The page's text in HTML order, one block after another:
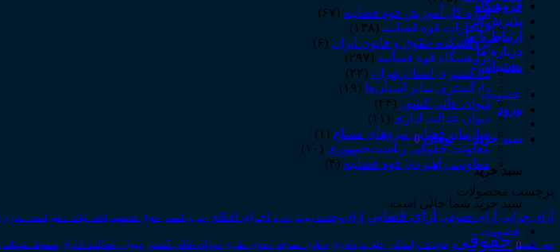
فروشگاه
پذیرش اثر
ارتباط با ما
درباره ما
پشتیبانی
عضویت
ورود
سبد خرید /۰ تومان 0
سبد خرید
سبد خرید شما خالی است.
عضویت
0
اداره کل آموزش قوه قضاییه (۶۷)
انتشارات قوه قضاییه (۱۳۸)
پژوهشکده حقوق و قانون ایران (۶)
پژوهشگاه قوه قضاییه (۲۹۷)
دادگستری استان تهران (۲۲)
دادگستری سایر استان‌ها (۱۹)
دیوان عالی کشور (۴۴)
دیوان عدالت اداری (۱۱)
سازمان قضایی نیروهای مسلح (۱)
معاونت حقوقی ریاست‌جمهوری (۱۰)
معاونت راهبردی قوه قضاییه (۴)
برچسب محصولات
آرای جزایی آرای حقوقی آرای قضایی آرای وحدت رویه اجاره اجرای احکام اجرای اسناد احوال شخصیه ادله_اثبات_دعوا اسناد_تجاری
حق_کسب حقوقی حوادث_رانندگی خلع_ید داوری دعاوی_تصرف دعاوی_طاری دیوان عالی کشور دیوان عدالت اداری سقوط_تعهدات